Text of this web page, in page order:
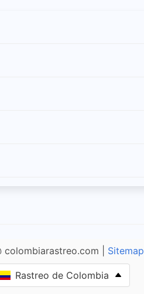
colombiarastreo.com | Sitemap
Rastreo de Colombia